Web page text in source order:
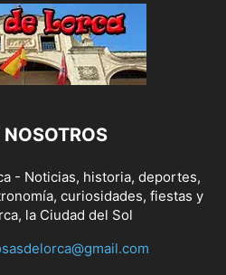
NOSOTROS
- Noticias, historia, deportes,
curiosidades, fiestas y
la Ciudad del Sol